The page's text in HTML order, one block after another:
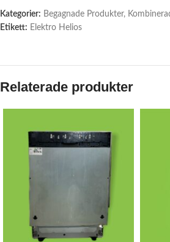
Kategorier: Begagnade Produkter,
Etikett: Elektro Helios
Relaterade produkter